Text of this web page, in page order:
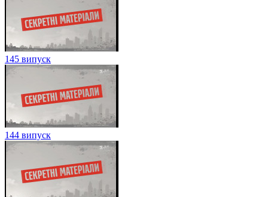
145 випуск
144 випуск